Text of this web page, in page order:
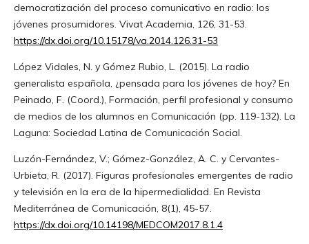
democratización del proceso comunicativo en radio: los
jóvenes prosumidores. Vivat Academia, 126, 31-53.
https://dx.doi.org/10.15178/va.2014.126.31-53
López Vidales, N. y Gómez Rubio, L. (2015). La radio
generalista española, ¿pensada para los jóvenes de hoy? En
Peinado, F. (Coord.), Formación, perfil profesional y consumo
de medios de los alumnos en Comunicación (pp. 119-132). La
Laguna: Sociedad Latina de Comunicación Social.
Luzón-Fernández, V.; Gómez-González, A. C. y Cervantes-
Urbieta, R. (2017). Figuras profesionales emergentes de radio
y televisión en la era de la hipermedialidad. En Revista
Mediterránea de Comunicación, 8(1), 45-57.
https://dx.doi.org/10.14198/MEDCOM2017.8.1.4